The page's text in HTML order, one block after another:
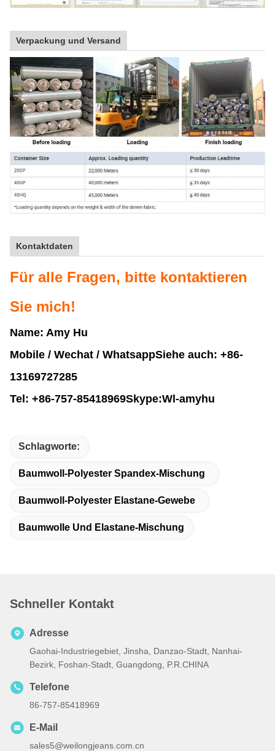
Verpackung und Versand
Kontaktdaten
Für alle Fragen, bitte kontaktieren
Sie mich!
Name: Amy Hu
Mobile / Wechat / WhatsappSiehe auch: +86-
13169727285
Tel: +86-757-85418969Skype:Wl-amyhu
Schlagworte:
Baumwoll-Polyester Spandex-Mischung
Baumwoll-Polyester Elastane-Gewebe
Baumwolle Und Elastane-Mischung
Schneller Kontakt
Adresse
Gaohai-Industriegebiet, Jinsha, Danzao-Stadt, Nanhai-
Bezirk, Foshan-Stadt, Guangdong, P.R.CHINA
Telefone
86-757-85418969
E-Mail
sales5@weilongjeans.com.cn